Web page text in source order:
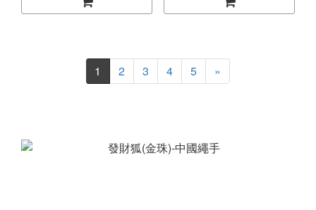
1 2 3 4 5 »